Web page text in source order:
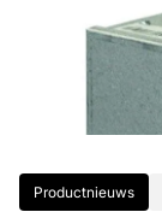
Productnieuws